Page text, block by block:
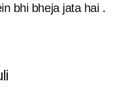
bhi bheja jata hai .